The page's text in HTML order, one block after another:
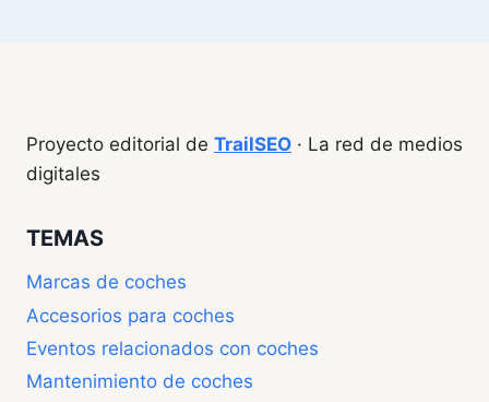
Proyecto editorial de TrailSEO · La red de medios
digitales
TEMAS
Marcas de coches
Accesorios para coches
Eventos relacionados con coches
Mantenimiento de coches